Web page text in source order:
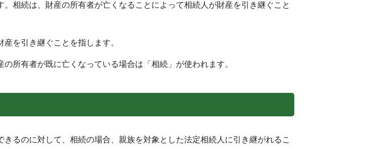
相続は、財産の所有者が亡くなることによって相続人が財産を引き継ぐこと
を引き継ぐことを指します。
所有者が既に亡くなっている場合は「相続」が使われます。
るのに対して、相続の場合、親族を対象とした法定相続人に引き継がれるこ